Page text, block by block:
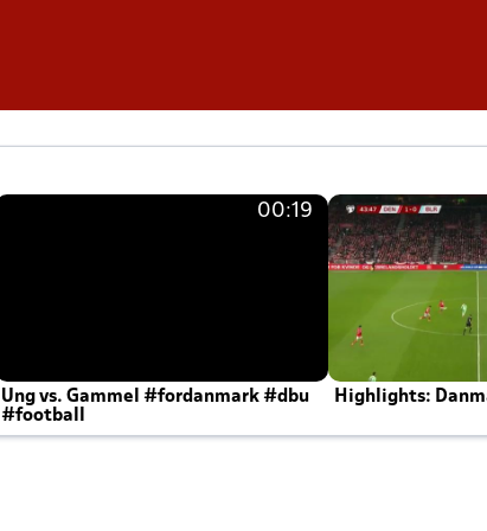
00:19
Ung vs. Gammel #fordanmark #dbu
#football
Highlights: